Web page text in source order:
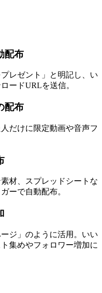
配布
レゼント」と明記し、い
ードURLを送信。
配布
だけに限定動画や音声フ
材、スプレッドシートな
ーで自動配布。
ジ」のように活用。いい
集めやフォロワー増加に